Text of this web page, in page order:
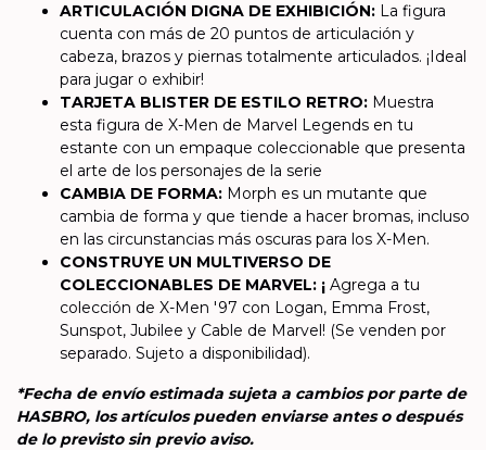
ARTICULACIÓN DIGNA DE EXHIBICIÓN: La figura
cuenta con más de 20 puntos de articulación y
cabeza, brazos y piernas totalmente articulados. ¡Ideal
para jugar o exhibir!
TARJETA BLISTER DE ESTILO RETRO: Muestra
esta figura de X-Men de Marvel Legends en tu
estante con un empaque coleccionable que presenta
el arte de los personajes de la serie
CAMBIA DE FORMA: Morph es un mutante que
cambia de forma y que tiende a hacer bromas, incluso
en las circunstancias más oscuras para los X-Men.
CONSTRUYE UN MULTIVERSO DE
COLECCIONABLES DE MARVEL: ¡ Agrega a tu
colección de X-Men '97 con Logan, Emma Frost,
Sunspot, Jubilee y Cable de Marvel! (Se venden por
separado. Sujeto a disponibilidad).
*Fecha de envío estimada sujeta a cambios por parte de
HASBRO, los artículos pueden enviarse antes o después
de lo previsto sin previo aviso.